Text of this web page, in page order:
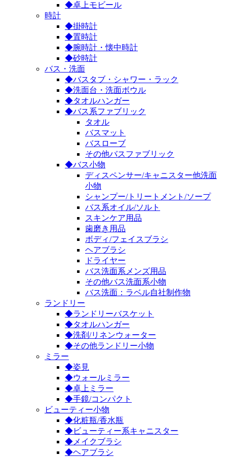
◆卓上モビール
時計
◆掛時計
◆置時計
◆腕時計・懐中時計
◆砂時計
バス・洗面
◆バスタブ・シャワー・ラック
◆洗面台・洗面ボウル
◆タオルハンガー
◆バス系ファブリック
タオル
バスマット
バスローブ
その他バスファブリック
◆バス小物
ディスペンサー/キャニスター他洗面
小物
シャンプー/トリートメント/ソープ
バス系オイル/ソルト
スキンケア用品
歯磨き用品
ボディ/フェイスブラシ
ヘアブラシ
ドライヤー
バス洗面系メンズ用品
その他バス洗面系小物
バス洗面：ラベル自社制作物
ランドリー
◆ランドリーバスケット
◆タオルハンガー
◆洗剤/リネンウォーター
◆その他ランドリー小物
ミラー
◆姿見
◆ウォールミラー
◆卓上ミラー
◆手鏡/コンパクト
ビューティー小物
◆化粧瓶/香水瓶
◆ビューティー系キャニスター
◆メイクブラシ
◆ヘアブラシ